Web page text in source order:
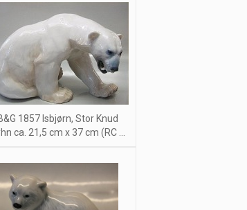
1857 Isbjørn, Stor Knud
ca. 21,5 cm x 37 cm (RC ...